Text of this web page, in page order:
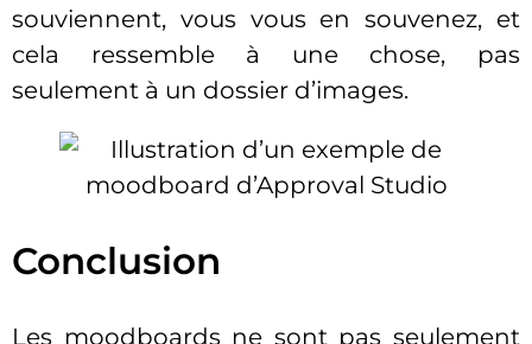
souviennent, vous vous en souvenez, et
cela ressemble à une chose, pas
seulement à un dossier d’images.
Conclusion
Les moodboards ne sont pas seulement